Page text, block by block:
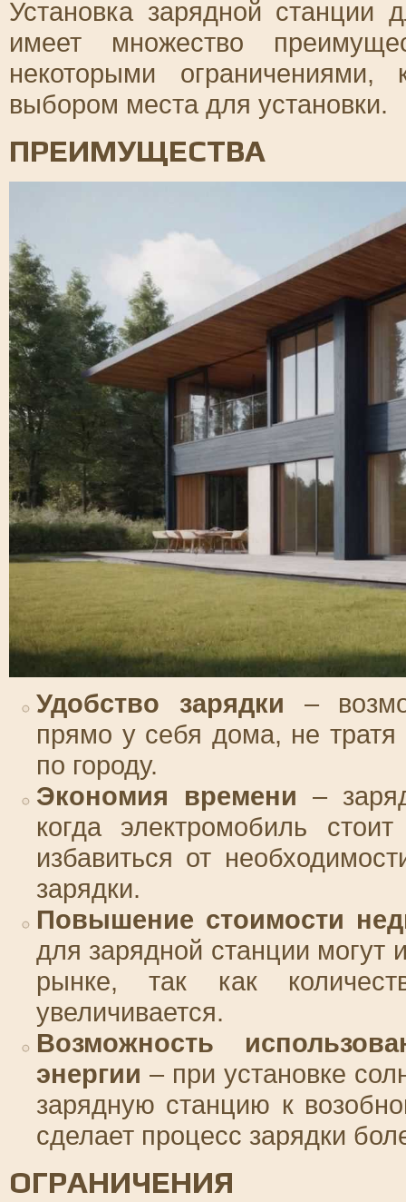
Установка зарядной
имеет множество
некоторыми ограничениями,
выбором места для установки.
ПРЕИМУЩЕСТВА
Удобство зарядки –
прямо у себя дома, не
по городу.
Экономия времени –
когда электромобиль
избавиться от
зарядки.
Повышение стоимости
для зарядной станции могут
рынке, так как
увеличивается.
Возможность
энергии – при установке
зарядную станцию к
сделает процесс зарядки
ОГРАНИЧЕНИЯ